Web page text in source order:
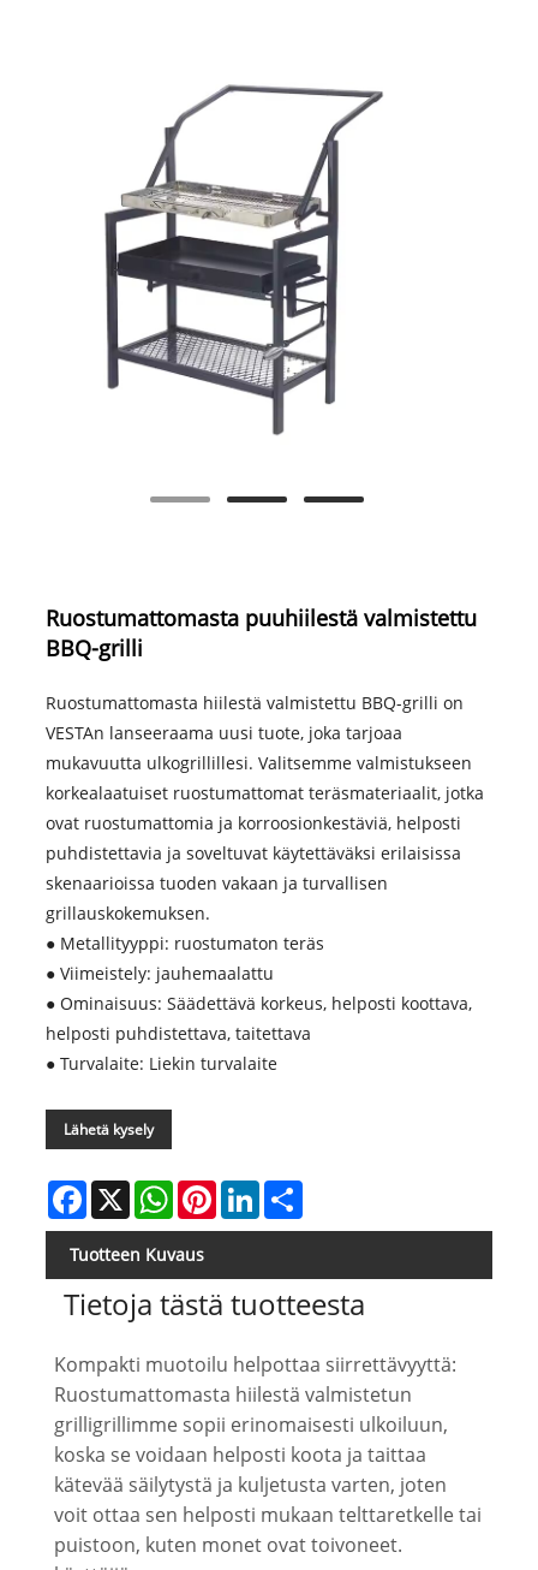
Ruostumattomasta puuhiilestä valmistettu
BBQ-grilli
Ruostumattomasta hiilestä valmistettu BBQ-grilli on
VESTAn lanseeraama uusi tuote, joka tarjoaa
mukavuutta ulkogrillillesi. Valitsemme valmistukseen
korkealaatuiset ruostumattomat teräsmateriaalit, jotka
ovat ruostumattomia ja korroosionkestäviä, helposti
puhdistettavia ja soveltuvat käytettäväksi erilaisissa
skenaarioissa tuoden vakaan ja turvallisen
grillauskokemuksen.
● Metallityyppi: ruostumaton teräs
● Viimeistely: jauhemaalattu
● Ominaisuus: Säädettävä korkeus, helposti koottava,
helposti puhdistettava, taitettava
● Turvalaite: Liekin turvalaite
Lähetä kysely
Facebook
X WhatsAppPinterestLinkedInShare
Tuotteen Kuvaus
Tietoja tästä tuotteesta
Kompakti muotoilu helpottaa siirrettävyyttä:
Ruostumattomasta hiilestä valmistetun
grilligrillimme sopii erinomaisesti ulkoiluun,
koska se voidaan helposti koota ja taittaa
kätevää säilytystä ja kuljetusta varten, joten
voit ottaa sen helposti mukaan telttaretkelle tai
puistoon, kuten monet ovat toivoneet.